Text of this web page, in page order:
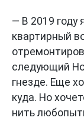
— В 2019 году
квартирный
следующий
гнезде. Еще
куда. Но
нить